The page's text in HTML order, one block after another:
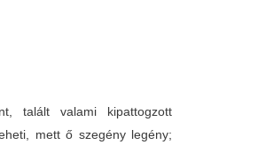
talált valami kipattogzott
mett ő szegény legény;